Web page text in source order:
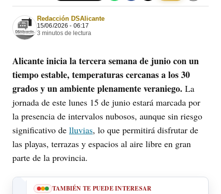
Redacción DSAlicante
15/06/2026 - 06:17
3 minutos de lectura
Alicante inicia la tercera semana de junio con un
tiempo estable, temperaturas cercanas a los 30
grados y un ambiente plenamente veraniego. La
jornada de este lunes 15 de junio estará marcada por
la presencia de intervalos nubosos, aunque sin riesgo
significativo de lluvias, lo que permitirá disfrutar de
las playas, terrazas y espacios al aire libre en gran
parte de la provincia.
TAMBIÉN TE PUEDE INTERESAR